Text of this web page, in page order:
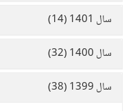
سال 1401 (14)
سال 1400 (32)
سال 1399 (38)